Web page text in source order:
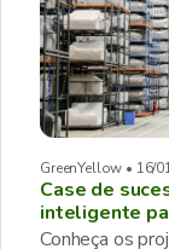
GreenYellow • 16/
Case de
inteligente
Conheça os